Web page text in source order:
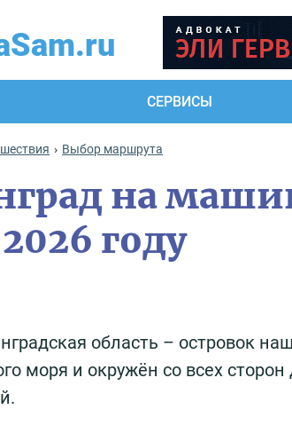
СЕРВИСЫ
Выбор маршрута
на
году
область – островок
моря и окружён со всех